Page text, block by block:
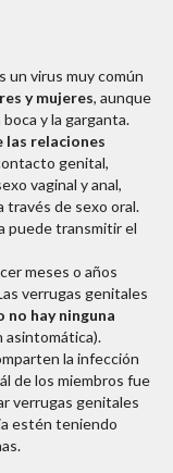
un virus muy común
y mujeres, aunque
y la garganta.
relaciones
genital,
vaginal y anal,
través de sexo oral.
puede transmitir el
meses o años
verrugas genitales
no hay ninguna
asintomática).
la infección
de los miembros fue
verrugas genitales
estén teniendo